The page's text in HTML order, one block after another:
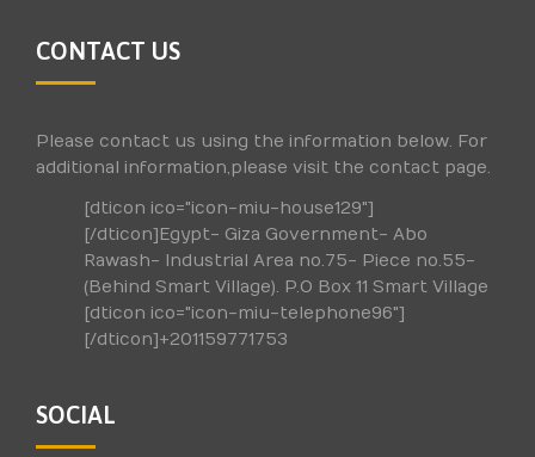
CONTACT US
Please contact us using the information below. For
additional information,please visit the contact page.
[dticon ico="icon-miu-house129"]
[/dticon]Egypt- Giza Government- Abo
Rawash- Industrial Area no.75- Piece no.55-
(Behind Smart Village). P.O Box 11 Smart Village
[dticon ico="icon-miu-telephone96"]
[/dticon]+201159771753
SOCIAL